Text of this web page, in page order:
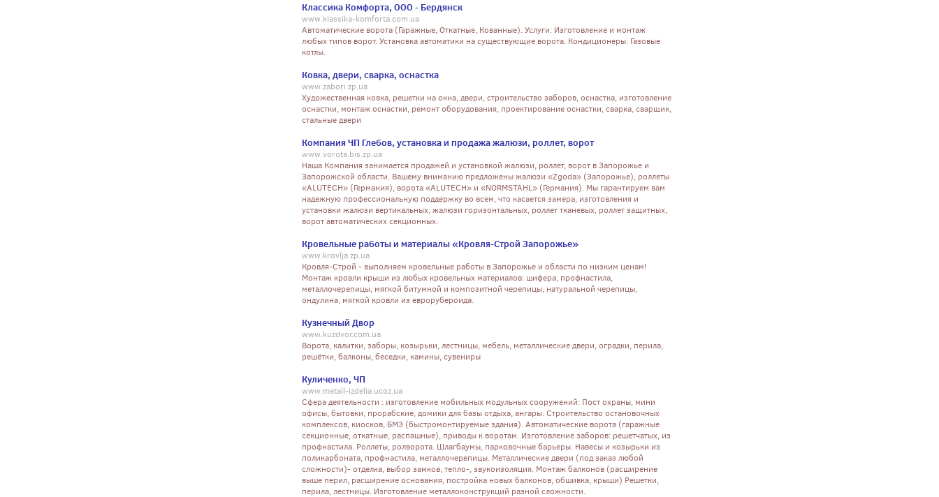
Классика Комфорта, ООО - Бердянск
www.klassika-komforta.com.ua
Автоматические ворота (Гаражные, Откатные, Кованные). Услуги: Изготовление и монтаж
любых типов ворот. Установка автоматики на существующие ворота. Кондиционеры. Газовые
котлы.
Ковка, двери, сварка, оснастка
www.zabori.zp.ua
Художественная ковка, решетки на окна, двери, строительство заборов, оснастка, изготовление
оснастки, монтаж оснастки, ремонт оборудования, проектирование оснастки, сварка, сварщик,
стальные двери
Компания ЧП Глебов, установка и продажа жалюзи, роллет, ворот
www.vorota.bis.zp.ua
Наша Компания занимается продажей и установкой жалюзи, роллет, ворот в Запорожье и
Запорожской области. Вашему вниманию предложены жалюзи «Zgoda» (Запорожье), роллеты
«ALUTECH» (Германия), ворота «ALUTECH» и «NORMSTAHL» (Германия). Мы гарантируем вам
надежную профессиональную поддержку во всем, что касается замера, изготовления и
установки жалюзи вертикальных, жалюзи горизонтальных, роллет тканевых, роллет защитных,
ворот автоматических секционных.
Кровельные работы и материалы «Кровля-Строй Запорожье»
www.krovlja.zp.ua
Кровля-Строй - выполняем кровельные работы в Запорожье и области по низким ценам!
Монтаж кровли крыши из любых кровельных материалов: шифера, профнастила,
металлочерепицы, мягкой битумной и композитной черепицы, натуральной черепицы,
ондулина, мягкой кровли из еврорубероида.
Кузнечный Двор
www.kuzdvor.com.ua
Ворота, калитки, заборы, козырьки, лестницы, мебель, металлические двери, оградки, перила,
решётки, балконы, беседки, камины, сувениры
Куличенко, ЧП
www.metall-izdelia.ucoz.ua
Сфера деятельности : изготовление мобильных модульных сооружений: Пост охраны, мини
офисы, бытовки, прорабские, домики для базы отдыха, ангары. Строительство остановочных
комплексов, киосков, БМЗ (быстромонтируемые здания). Автоматические ворота (гаражные
секционные, откатные, распашные), приводы к воротам. Изготовление заборов: решетчатых, из
профнастила. Роллеты, ролворота. Шлагбаумы, парковочные барьеры. Навесы и козырьки из
поликарбоната, профнастила, металлочерепицы. Металлические двери (под заказ любой
сложности)- отделка, выбор замков, тепло-, звукоизоляция. Монтаж балконов (расширение
выше перил, расширение основания, постройка новых балконов, обшивка, крыши) Решетки,
перила, лестницы. Изготовление металлоконструкций разной сложности.